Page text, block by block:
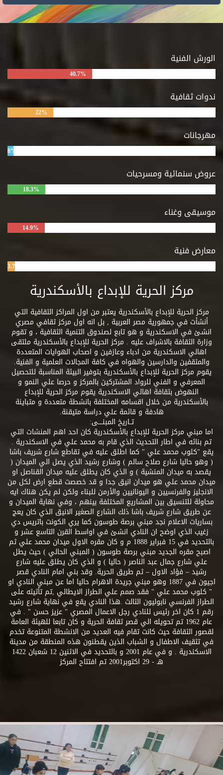
الورش الفنية
40.7%
ندوات ثقافية
22%
مهرجانات
8%
عروض سنمائية ومسرحيات
18.3%
موسيقى وغناء
14.9%
معارض فنية
3.7%
مركز الحرية للإبداع بالأسكندرية
مركز الحرية للإبداع بالأسكندرية يعتبر من اول المراكز الثقافية التي
أنشأت في جمهورية مصر العربية , بل انه اول مركز ثقافي مصري
انشئ في الاسكندرية و هو تابع لصندوق التنمية الثقافية ، و تقوم
وزارة الثقافة بالاشراف عليه . مركز الحرية للإبداع بالأسكندرية ملتقى
اهالي الاسكندرية من ادباء وعازفين و اصحاب الهوايات المتعددة
والمثقفين والدارسين والهواه في كافة المجالات العلمية و الفنية.
يقوم مركز الحرية للإبداع بالأسكندرية بتوفير البيئة المناسبة للتحصيل
المعرفي و الفني للرواد المشتركين بالمركز و حرصا علي النمو و
النهوض بثقافة اهالي الاسكندرية يقوم مركز الحرية للإبداع
بالأسكندرية من خلال اقسامه المختلفة بانشطة متعددة و متباينة
هادفة و قائمة علي دراسة متيقنة.
تــاريخ المبنــــى:
اما مبني مركز الحرية للإبداع بالأسكندرية كان احد اهم المنشات التي
تم بنائه في اطار التحديث الذي قام به محمد علي في الاسكندرية .
يقع "كلوب محمد علي " كما اطلق عليه في تقاطع شارع شريف باشا
( وهو حاليا شارع صلاح سالم ) وشارع رشيد الذي يصل الي الميدان (
يقصد به ميدان المنشية ) و الذي كان يطلق عليه ميدان القناصل او
ميدان محمد علي هو ميدان انيق جدا و قد خصصت قطع ارض لكل من
الانجليز والفرنسيين و اليونانيين والأرمن للبناء ولكن لم يكن هناك ايه
محاولة للتنسيق بين المشاريع المختلفة بينهم ، وفي نهاية الميدان و
عن طريق شارع شريف باشا ذلك الشارع الصغير الانيق الذي كان يعج
بساريات الاعلام نجد مبني برصة طوسون كما يري الكونت باتريس دي
زغيب الذي اوضح ان النادي انشئ في اواسط القرن التاسع عشر و
بالتحديد في 15 فبراير 1888 م و كان مقره الاول ميدان محمد علي ثم
اصبح مقره الجديد مبني برصة طوسون ( المبني الحالي ) حيث يطل
علي شارع جمال عبد الناصر ( حاليا ) و الذي كان يطلق عليه شارع
رشيد – فؤاد الاول – ثم طريق الحرية. وقد بني امام النادي قصر
اجيون في 1887 وهو مبني جريدة الاهرام حاليا اما عن مبني النادي او
" كلوب محمد علي " فقد صمم علي الطراز الايطالي ,تم تأثيثه على
الطراز الفرنسي نابوليون الثالث .هذا النادي يقع في نهاية شارع رشيد
رقم 1 كان اخر رئيس للنادي رجل الاعمال المصري " عزيز حسن " . في
عام 1962 تم تحويله الي قصر ثقافة الحرية و كان تابعا للهيئة العامة
لقصور الثقافة حيث كانت تقام فيه العديد من الانشطة المتنوعة تخدم
في تثقيف الاطفال و الشباب الذين يقطنون هذه المنطقة من مدينة
الاسكندرية . و في عام 2001 و بالتحديد في الاثنين 12 شعبان 1422
هـ - 29 اكتوبر2001 تم افتتاح المركز